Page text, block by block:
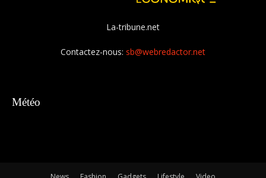
La-tribune.net
Contactez-nous: sb@webredactor.net
Météo